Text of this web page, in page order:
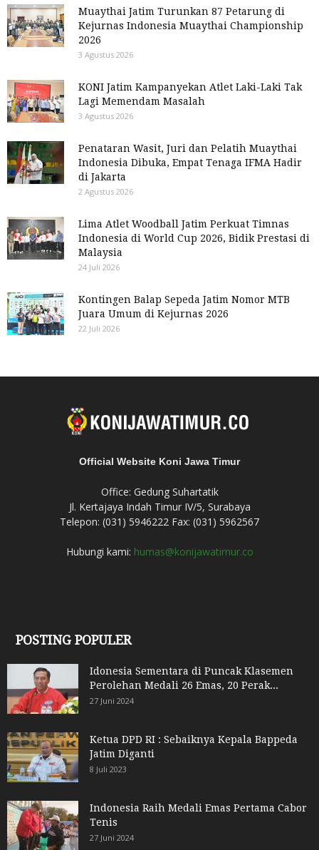
Muaythai Jatim Turunkan 87 Petarung di
Kejurnas Indonesia Muaythai Championship
2026
3 Agustus 2026
KONI Jatim Kampanyekan Atlet Laki-Laki Tak
Lagi Memendam Masalah
3 Agustus 2026
Penataran Wasit, Juri dan Pelatih Muaythai
Indonesia Dibuka, Empat Tenaga IFMA Hadir
di Jakarta
2 Agustus 2026
Lima Atlet Woodball Jatim Perkuat Timnas
Indonesia di World Cup 2026, Bidik Prestasi di
Malaysia
24 Juli 2026
Kontingen Balap Sepeda Jatim Nomor MTB
Juara Umum di Kejurnas 2026
22 Juli 2026
Official Website Koni Jawa Timur
Office: Gedung Suhartatik
Jl. Kertajaya Indah Timur IV/5, Surabaya
Telepon: (031) 5946222 Fax: (031) 5962567
Hubungi kami: humas@konijawatimur.co
POSTING POPULER
Idonesia Sementara di Puncak Klasemen
Perolehan Medali 26 Emas, 20 Perak...
27 Juni 2024
Ketua DPD RI : Sebaiknya Kepala Bappeda
Jatim Diganti
8 Juli 2023
Indonesia Raih Medali Emas Pertama Cabor
Tenis
27 Juni 2024